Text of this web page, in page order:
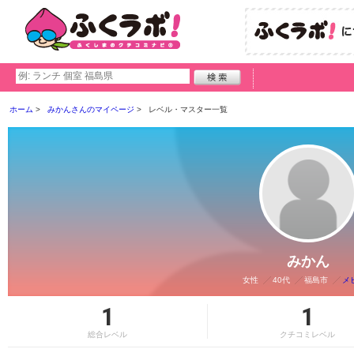
ホーム みかんさんのマイページ レベル・マスター一覧
みかん
女性 40代 福島市 メ
1
総合レベル
1
クチコミレベル